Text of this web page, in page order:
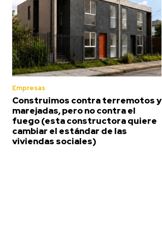
Empresas
Construimos contra terremotos y
marejadas, pero no contra el
fuego (esta constructora quiere
cambiar el estándar de las
viviendas sociales)